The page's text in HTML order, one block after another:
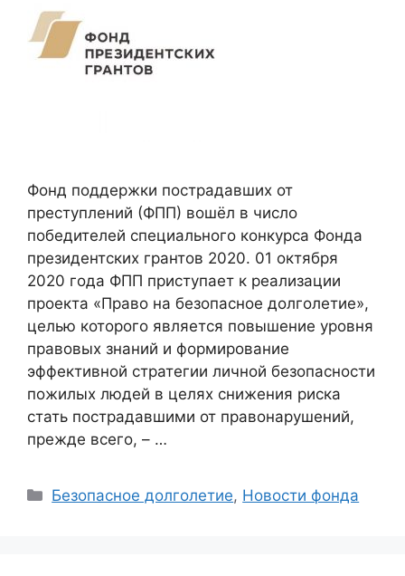
Фонд поддержки пострадавших от
преступлений (ФПП) вошёл в число
победителей специального конкурса Фонда
президентских грантов 2020. 01 октября
2020 года ФПП приступает к реализации
проекта «Право на безопасное долголетие»,
целью которого является повышение уровня
правовых знаний и формирование
эффективной стратегии личной безопасности
пожилых людей в целях снижения риска
стать пострадавшими от правонарушений,
прежде всего, – …
Categories
Безопасное долголетие, Новости фонда